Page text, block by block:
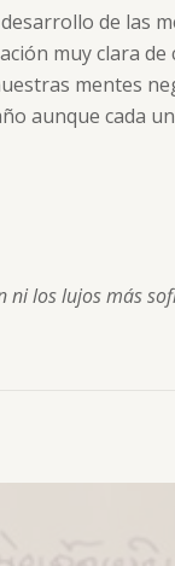
de las
muy clara
mentes
aunque cada
los lujos más